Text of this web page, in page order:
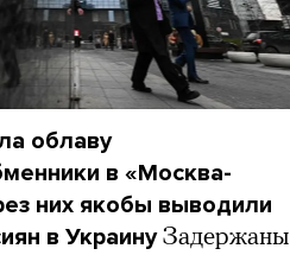
облаву
в «Москва-
них якобы выводили
в Украину Задержаны